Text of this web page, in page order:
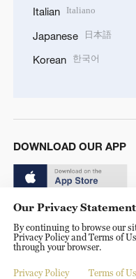
Italian Italiano
Japanese 日本語
Korean 한국어
DOWNLOAD OUR APP
© China Radio
Shijingshan Road, Beijing,
Our Privacy
By continuing to browse our
Privacy Policy and Terms of
through your browser.
Privacy Policy Terms of